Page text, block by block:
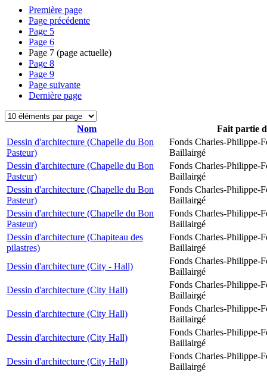
Première page
Page précédente
Page 5
Page 6
Page 7 (page actuelle)
Page 8
Page 9
Page suivante
Dernière page
Nom
Fait partie
Dessin d'architecture (Chapelle du Bon
Pasteur)
Fonds Charles-Philippe-
Baillairgé
Dessin d'architecture (Chapelle du Bon
Pasteur)
Fonds Charles-Philippe-
Baillairgé
Dessin d'architecture (Chapelle du Bon
Pasteur)
Fonds Charles-Philippe-
Baillairgé
Dessin d'architecture (Chapelle du Bon
Pasteur)
Fonds Charles-Philippe-
Baillairgé
Dessin d'architecture (Chapiteau des
pilastres)
Fonds Charles-Philippe-
Baillairgé
Dessin d'architecture (City - Hall)
Fonds Charles-Philippe-
Baillairgé
Dessin d'architecture (City Hall)
Fonds Charles-Philippe-
Baillairgé
Dessin d'architecture (City Hall)
Fonds Charles-Philippe-
Baillairgé
Dessin d'architecture (City Hall)
Fonds Charles-Philippe-
Baillairgé
Dessin d'architecture (City Hall)
Fonds Charles-Philippe-
Baillairgé